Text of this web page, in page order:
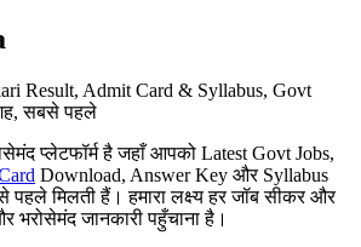
Result, Admit Card & Syllabus, Govt
सबसे पहले
प्लेटफॉर्म है जहाँ आपको Latest Govt Jobs,
Download, Answer Key और Syllabus
मिलती हैं। हमारा लक्ष्य हर जॉब सीकर और
जानकारी पहुँचाना है।